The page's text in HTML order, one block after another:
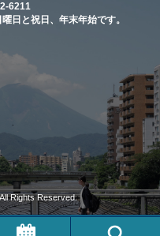
6211
日と祝日、年末年始です。
Rights Reserved.